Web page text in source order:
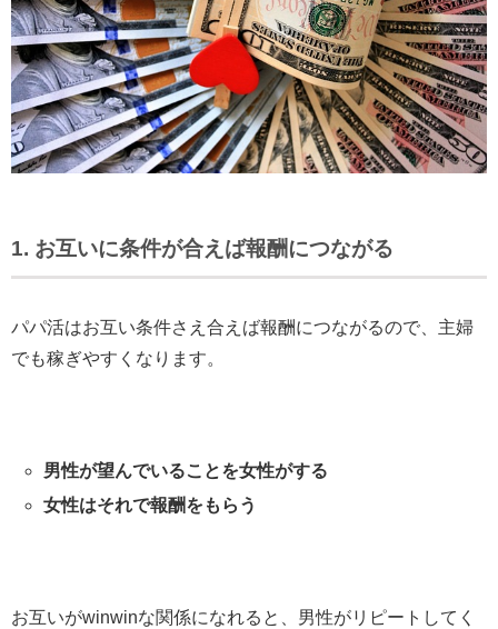
1. お互いに条件が合えば報酬につながる
パパ活はお互い条件さえ合えば報酬につながるので、主婦
でも稼ぎやすくなります。
男性が望んでいることを女性がする
女性はそれで報酬をもらう
お互いがwinwinな関係になれると、男性がリピートしてく